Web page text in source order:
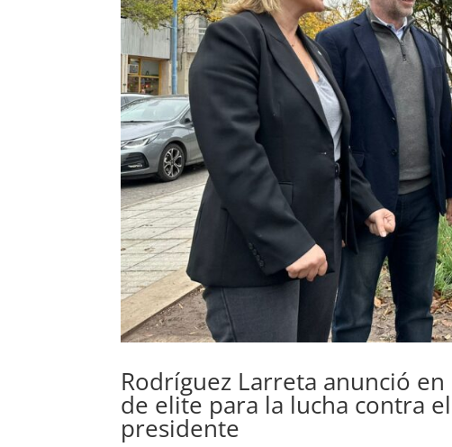
Rodríguez Larreta anunció
de elite para la lucha contra
presidente